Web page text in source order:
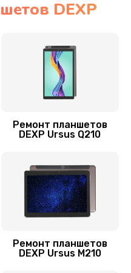
модуля
питания
DEXP
Ремонт планшетов
DEXP Ursus Q210
Ремонт планшетов
DEXP Ursus M210